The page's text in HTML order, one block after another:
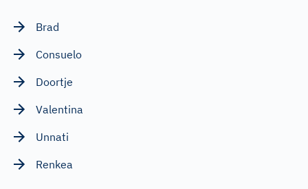
Brad
Consuelo
Doortje
Valentina
Unnati
Renkea